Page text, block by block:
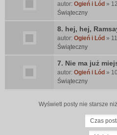
autor: Ogień i Lód »
Świąteczny
8. hej, hej,
autor: Ogień i Lód »
Świąteczny
7. Nie ma już
autor: Ogień i Lód »
Świąteczny
Wyświetl posty nie starsze niż